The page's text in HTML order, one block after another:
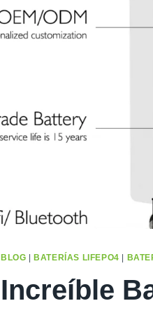
BLOG BATERÍAS LIFEPO4
Increíble